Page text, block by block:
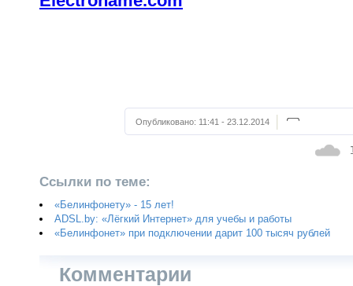
Опубликовано: 11:41 - 23.12.2014
Ссылки по теме:
«Белинфонету» - 15 лет!
ADSL.by: «Лёгкий Интернет» для учебы и работы
«Белинфонет» при подключении дарит 100 тысяч рублей
Комментарии